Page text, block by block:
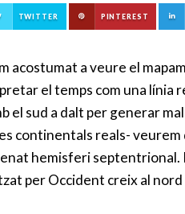
TWITTER PINTEREST
acostumat a veure el
el temps com una línia
el sud a dalt per generar
continentals reals-
hemisferi
per Occident creix al